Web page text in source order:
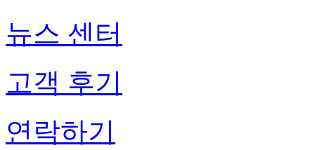
뉴스 센터
고객 후기
연락하기